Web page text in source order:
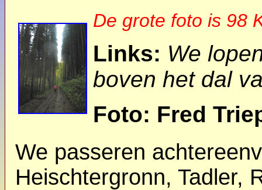
De grote foto is 98
Links: We
boven het dal
Foto: Fred
We passeren
Heischtergronn, Tadler,